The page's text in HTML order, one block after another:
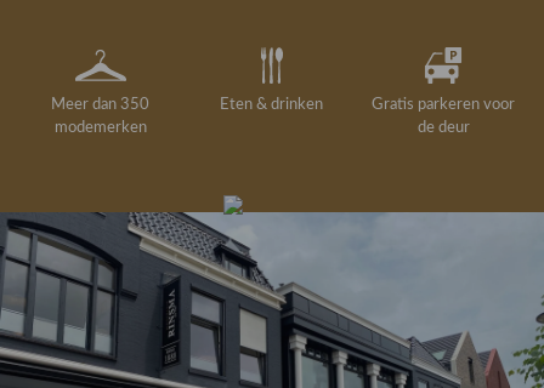
Meer dan 350
modemerken
Eten & drinken
Gratis parkeren voor
de deur
drankje
Gratis retourneren in
de winkel
Deskundig
kledingadvies